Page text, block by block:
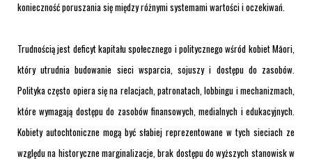
konieczność poruszania się między różnymi systemami wartości i oczekiwań
Trudnością jest deficyt kapitału społecznego i politycznego wśród kobiet Māori,
który utrudnia budowanie sieci wsparcia, sojuszy i dostępu do zasobów.
Polityka często opiera się na relacjach, patronatach, lobbingu i mechanizmach,
które wymagają dostępu do zasobów finansowych, medialnych i edukacyjnych.
Kobiety autochtoniczne mogą być słabiej reprezentowane w tych sieciach ze
względu na historyczne marginalizacje, brak dostępu do wyższych stanowisk w